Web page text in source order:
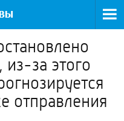
за этого
отправления